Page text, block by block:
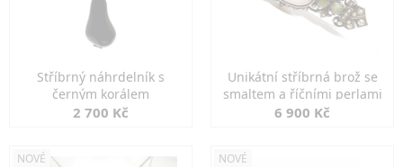
Stříbrný náhrdelník s
černým korálem
2 700 Kč
Unikátní stříbrná brož se
smaltem a říčními perlami
6 900 Kč
NOVÉ NOVÉ